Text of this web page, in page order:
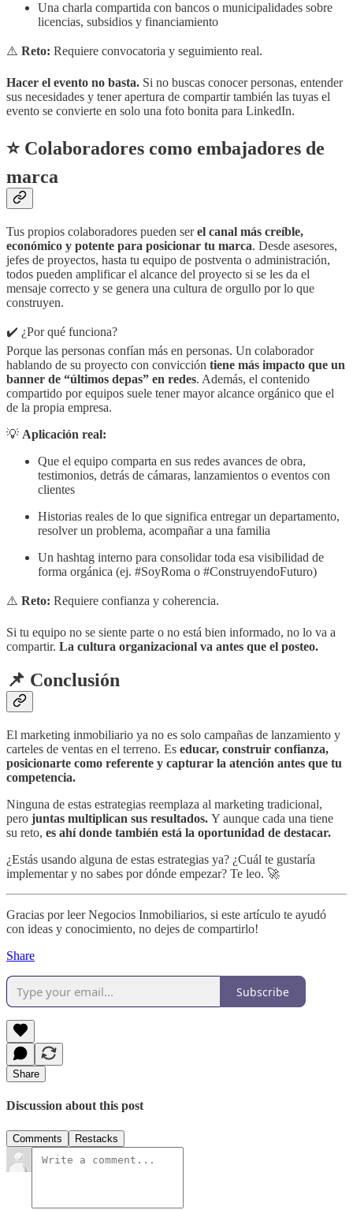
Una charla compartida con bancos o municipalidades sobre
licencias, subsidios y financiamiento
⚠️ Reto: Requiere convocatoria y seguimiento real.
Hacer el evento no basta. Si no buscas conocer personas, entender
sus necesidades y tener apertura de compartir también las tuyas el
evento se convierte en solo una foto bonita para LinkedIn.
⭐ Colaboradores como embajadores de
marca
Tus propios colaboradores pueden serel canal más creíble,
económico y potente para posicionar tu marca. Desde asesores,
jefes de proyectos, hasta tu equipo de postventa o administración,
todos pueden amplificar el alcance del proyecto si se les da el
mensaje correcto y se genera una cultura de orgullo por lo que
construyen.
✔️ ¿Por qué funciona?
Porque las personas confían más en personas. Un colaborador
hablando de su proyecto con convicción tiene más impacto que un
banner de “últimos depas” en redes. Además, el contenido
compartido por equipos suele tener mayor alcance orgánico que el
de la propia empresa.
💡 Aplicación real:
Que el equipo comparta en sus redes avances de obra,
testimonios, detrás de cámaras, lanzamientos o eventos con
clientes
Historias reales de lo que significa entregar un departamento,
resolver un problema, acompañar a una familia
Un hashtag interno para consolidar toda esa visibilidad de
forma orgánica (ej. #SoyRoma o #ConstruyendoFuturo)
⚠️ Reto: Requiere confianza y coherencia.
Si tu equipo no se siente parte o no está bien informado, no lo va a
compartir. La cultura organizacional va antes que el posteo.
📌 Conclusión
El marketing inmobiliario ya no es solo campañas de lanzamiento y
carteles de ventas en el terreno. Es educar, construir confianza,
posicionarte como referente y capturar la atención antes que tu
competencia.
Ninguna de estas estrategias reemplaza al marketing tradicional,
pero juntas multiplican sus resultados. Y aunque cada una tiene
su reto, es ahí donde también está la oportunidad de destacar.
¿Estás usando alguna de estas estrategias ya? ¿Cuál te gustaría
implementar y no sabes por dónde empezar? Te leo. 🚀
Gracias por leer Negocios Inmobiliarios, si este artículo te ayudó
con ideas y conocimiento, no dejes de compartirlo!
Share
Subscribe
Share
Discussion about this post
Comments Restacks